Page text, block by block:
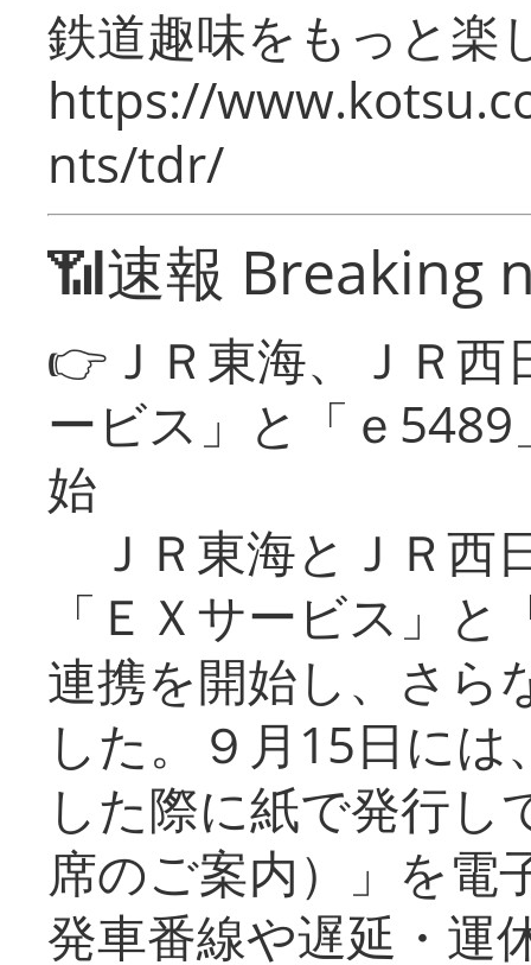
鉄道趣味をもっと楽
https://
nts/tdr/
📶速報 Breaking
👉ＪＲ東海、ＪＲ
ービス」と「ｅ
始
ＪＲ東海とＪＲ西
「ＥＸサービス」
連携を開始し、さら
した。９月15日に
した際に紙で発行し
席のご案内）」を電
発車番線や遅延・運